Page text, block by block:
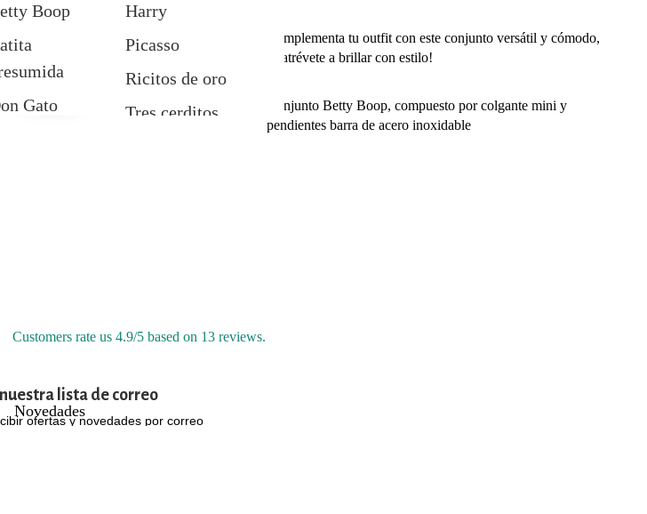
Boop
Gato
Harry
Picasso
Ricitos de oro
Tres cerditos
Novedades
Complementa tu outfit con este conjunto versátil y cómodo,
¡y atrévete a brillar con estilo!
Conjunto Betty Boop, compuesto por colgante mini y
pendientes barra de acero inoxidable
Customers rate us 4.9/5 based on 13 reviews.
lista de correo
ofertas y novedades por correo